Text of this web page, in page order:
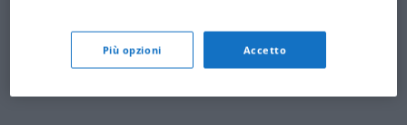
Più opzioni Accetto